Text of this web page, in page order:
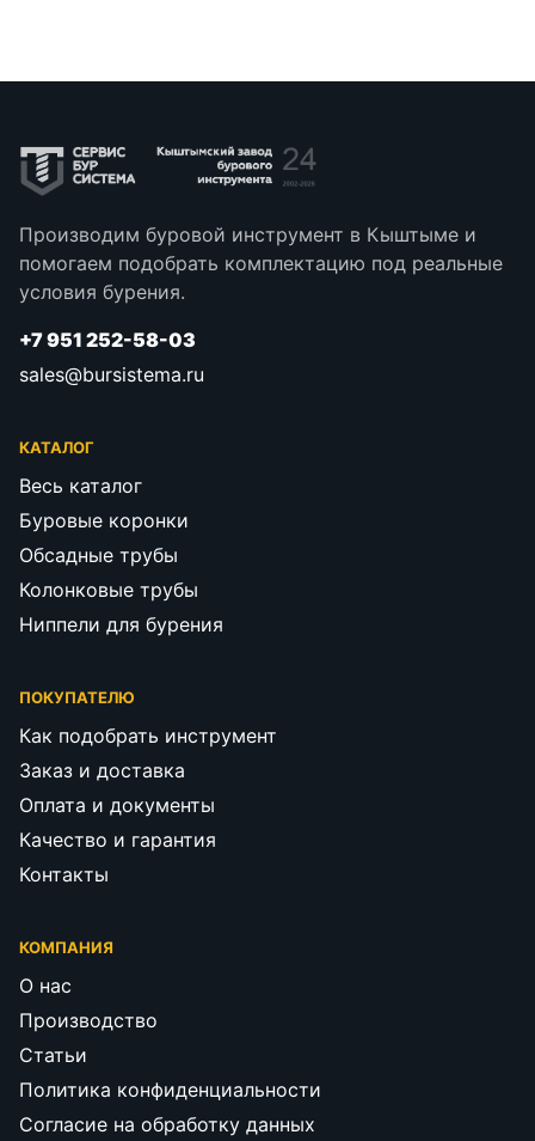
Производим буровой инструмент в Кыштыме и
помогаем подобрать комплектацию под реальные
условия бурения.
+7 951 252-58-03
sales@bursistema.ru
КАТАЛОГ
Весь каталог
Буровые коронки
Обсадные трубы
Колонковые трубы
Ниппели для бурения
ПОКУПАТЕЛЮ
Как подобрать инструмент
Заказ и доставка
Оплата и документы
Качество и гарантия
Контакты
КОМПАНИЯ
О нас
Производство
Статьи
Политика конфиденциальности
Согласие на обработку данных